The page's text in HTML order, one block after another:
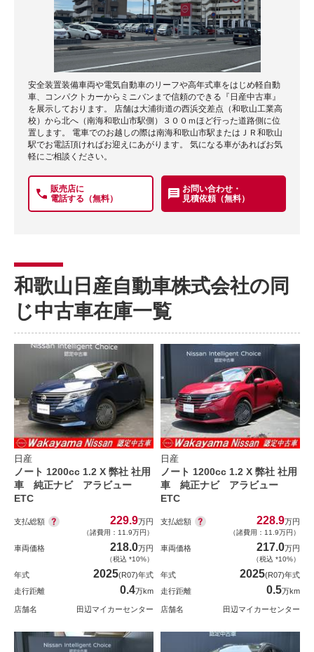
安全装置装備車両や電気自動車のリーフや高年式車をはじめ軽自動
車、コンパクトカーからミニバンまで信頼のできる『日産中古車』
を展示しております。 店舗は大浦街道の西浜交差点（和歌山工業高
校）から北へ（南海和歌山市駅側）３００ｍほど行った道路側に位
置します。 電車でのお越しの際は南海和歌山市駅またはＪＲ和歌山
駅でお電話頂ければお迎えにあがります。 気になる車があればお気
軽にご相談ください。
販売店に
電話する（無料）
お問い合わせ・
見積依頼（無料）
和歌山日産自動車株式会社の同
じ中古車在庫一覧
日産
ノート 1200cc 1.2 X 弊社 社用
車 純正ナビ アラビュー
ETC
支払総額 229.9万円
（諸費用：11.9万円）
車両価格 218.0万円
（税込 *10%）
年式 2025(R07)年式
走行距離
0.4万km
店舗名 田辺マイカーセンター
日産
ノート 1200cc 1.2 X 弊社 社用
車 純正ナビ アラビュー
ETC
支払総額 228.9万円
（諸費用：11.9万円）
車両価格 217.0万円
（税込 *10%）
年式 2025(R07)年式
走行距離
0.5万km
店舗名 田辺マイカーセンター